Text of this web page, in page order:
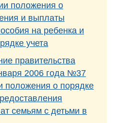
положения о
и выплаты
на ребенка и
учета
правительства
2006 года №37
положения о порядке
семьям с детьми в